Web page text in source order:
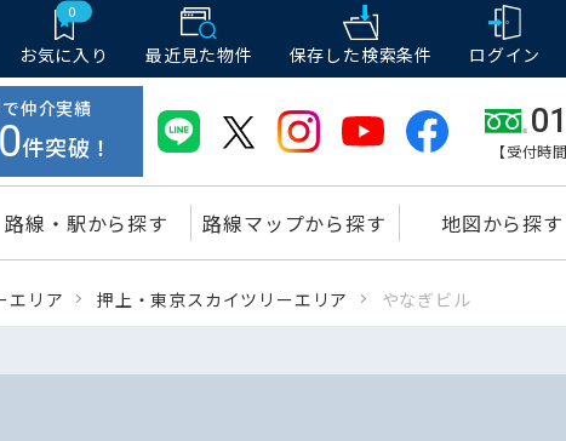
0
お気に入り 最近見た物件 保存した検索条件 ログイン
仲介実績
件突破！ 【受付時
路線・駅から探す 路線マップから探す 地図から探す
エリア 押上・東京スカイツリーエリア やなぎビル